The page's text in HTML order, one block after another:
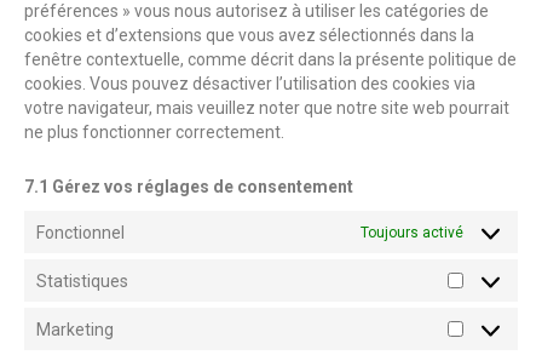
préférences » vous nous autorisez à utiliser les catégories de
cookies et d’extensions que vous avez sélectionnés dans la
fenêtre contextuelle, comme décrit dans la présente politique de
cookies. Vous pouvez désactiver l’utilisation des cookies via
votre navigateur, mais veuillez noter que notre site web pourrait
ne plus fonctionner correctement.
7.1 Gérez vos réglages de consentement
Fonctionnel Toujours activé
Statistiques
Marketing